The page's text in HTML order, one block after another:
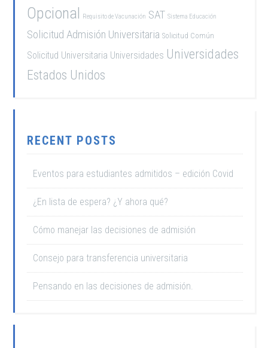
Opcional Requisito de Vacunación SAT Sistema Educación
Solicitud Admisión Universitaria Solicitud Común
Solicitud Universitaria Universidades Universidades
Estados Unidos
RECENT POSTS
Eventos para estudiantes admitidos – edición Covid
¿En lista de espera? ¿Y ahora qué?
Cómo manejar las decisiones de admisión
Consejo para transferencia universitaria
Pensando en las decisiones de admisión.